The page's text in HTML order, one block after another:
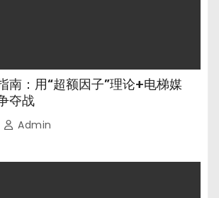
南：用“超额因子”理论+电梯媒
夺战
Admin